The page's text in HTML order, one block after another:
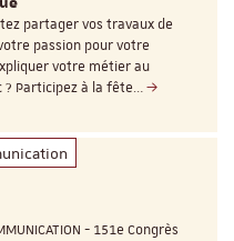
partager vos travaux de
passion pour votre
votre métier au
? Participez à la fête…
- 151e Congrès